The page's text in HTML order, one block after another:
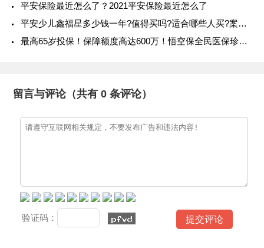
平安保险最近怎么了？2021平安保险最近怎么了
平安少儿鑫福星多少钱一年?值得买吗?适合哪些人买?案例演示
最高65岁投保！保障额度高达600万！悟空保全民医保珍选版怎么样？
留言与评论（共有 0 条评论）
验证码：